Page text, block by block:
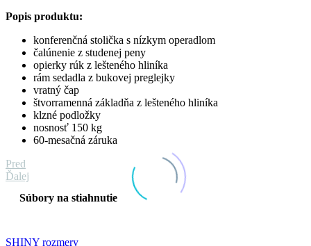
Popis produktu:
konferenčná stolička s nízkym operadlom
čalúnenie z studenej peny
opierky rúk z lešteného hliníka
rám sedadla z bukovej preglejky
vratný čap
štvorramenná základňa z lešteného hliníka
klzné podložky
nosnosť 150 kg
60-mesačná záruka
Pred
Ďalej
Súbory na stiahnutie
SHINY rozmery